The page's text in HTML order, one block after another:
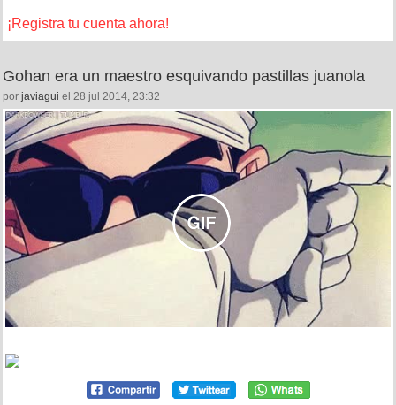
¡Registra tu cuenta ahora!
Gohan era un maestro esquivando pastillas juanola
por javiagui el 28 jul 2014, 23:32